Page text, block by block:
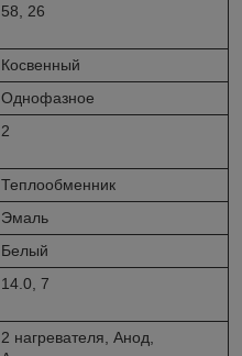
58, 26
Косвенный
Однофазное
2
Теплообменник
Эмаль
Белый
14.0, 7
2 нагревателя, Анод,